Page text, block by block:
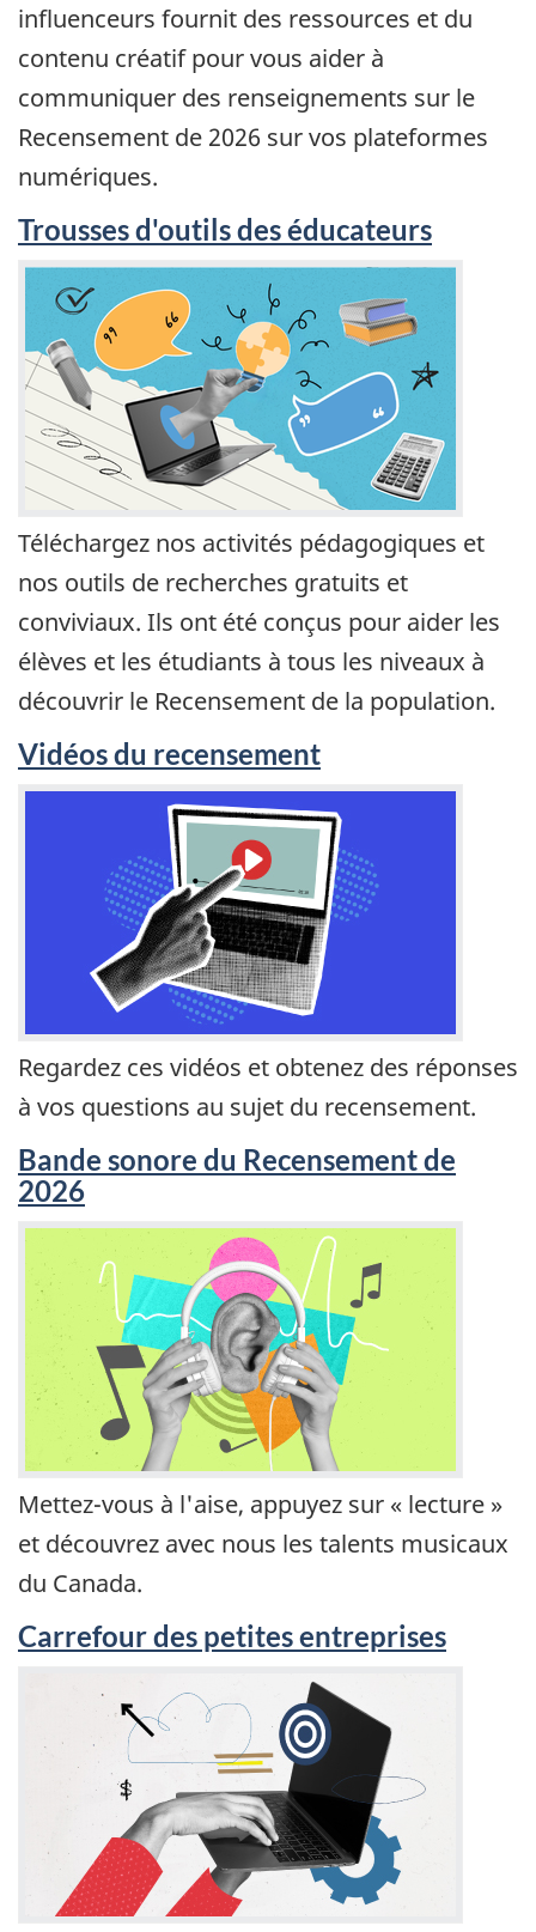
influenceurs fournit des ressources et du
contenu créatif pour vous aider à
communiquer des renseignements sur le
Recensement de 2026 sur vos plateformes
numériques.
Trousses d'outils des éducateurs
Téléchargez nos activités pédagogiques et
nos outils de recherches gratuits et
conviviaux. Ils ont été conçus pour aider les
élèves et les étudiants à tous les niveaux à
découvrir le Recensement de la population.
Vidéos du recensement
Regardez ces vidéos et obtenez des réponses
à vos questions au sujet du recensement.
Bande sonore du Recensement de
2026
Mettez-vous à l'aise, appuyez sur « lecture »
et découvrez avec nous les talents musicaux
du Canada.
Carrefour des petites entreprises